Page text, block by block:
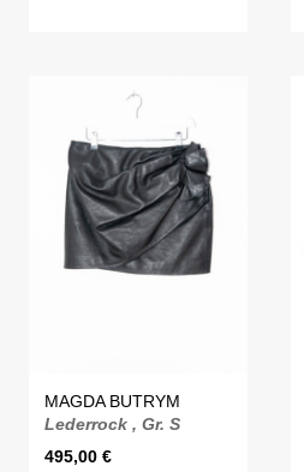
MAGDA BUTRYM
Lederrock , Gr. S
495,00 €